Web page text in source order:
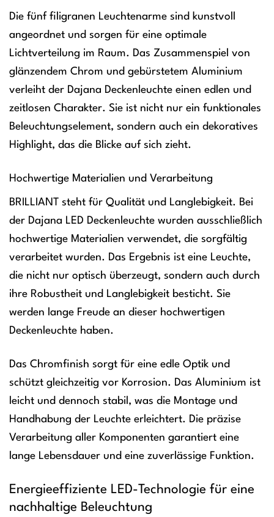
Die fünf filigranen Leuchtenarme sind kunstvoll
angeordnet und sorgen für eine optimale
Lichtverteilung im Raum. Das Zusammenspiel von
glänzendem Chrom und gebürstetem Aluminium
verleiht der Dajana Deckenleuchte einen edlen und
zeitlosen Charakter. Sie ist nicht nur ein funktionales
Beleuchtungselement, sondern auch ein dekoratives
Highlight, das die Blicke auf sich zieht.
Hochwertige Materialien und Verarbeitung
BRILLIANT steht für Qualität und Langlebigkeit. Bei
der Dajana LED Deckenleuchte wurden ausschließlich
hochwertige Materialien verwendet, die sorgfältig
verarbeitet wurden. Das Ergebnis ist eine Leuchte,
die nicht nur optisch überzeugt, sondern auch durch
ihre Robustheit und Langlebigkeit besticht. Sie
werden lange Freude an dieser hochwertigen
Deckenleuchte haben.
Das Chromfinish sorgt für eine edle Optik und
schützt gleichzeitig vor Korrosion. Das Aluminium ist
leicht und dennoch stabil, was die Montage und
Handhabung der Leuchte erleichtert. Die präzise
Verarbeitung aller Komponenten garantiert eine
lange Lebensdauer und eine zuverlässige Funktion.
Energieeffiziente LED-Technologie für eine
nachhaltige Beleuchtung